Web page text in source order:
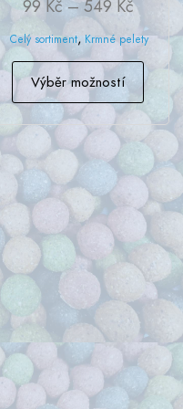
99 Kč – 549 Kč
cen:
99 Kč
až
549 Kč
Celý sortiment, Krmné pelety
Výběr možností
Tento
má
více
lze
vybrat
na